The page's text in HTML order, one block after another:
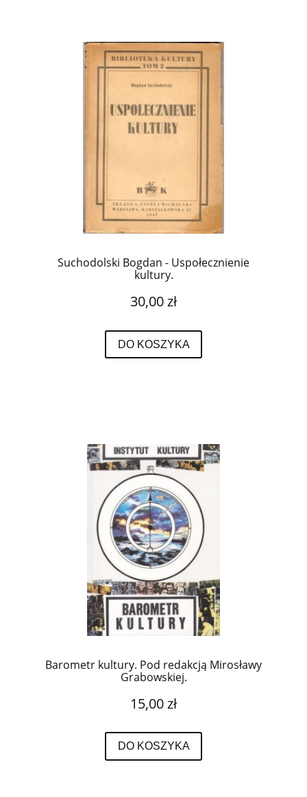
Suchodolski Bogdan - Uspołecznienie
kultury.
30,00 zł
DO KOSZYKA
Barometr kultury. Pod redakcją Mirosławy
Grabowskiej.
15,00 zł
DO KOSZYKA